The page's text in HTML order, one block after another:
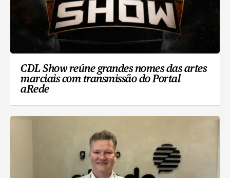
CDL Show reúne grandes nomes das artes
marciais com transmissão do Portal
aRede